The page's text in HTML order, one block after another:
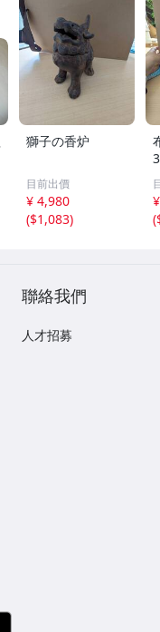
獅子の香炉
目前出價
¥ 4,980
($1,083)
(
聯絡我們
人才招募